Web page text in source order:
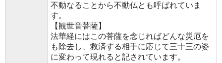
不動なることから不動仏とも呼ばれていま
す。
【観世音菩薩】
法華経にはこの菩薩を念じればどんな災厄を
も除去し、救済する相手に応じて三十三の姿
に変わって現れると記されています。